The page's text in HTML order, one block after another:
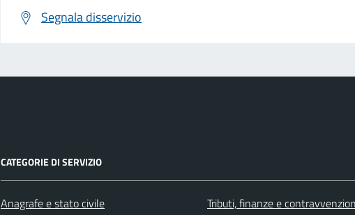
Segnala disservizio
CATEGORIE DI SERVIZIO
Anagrafe e stato civile
Tributi, finanze e